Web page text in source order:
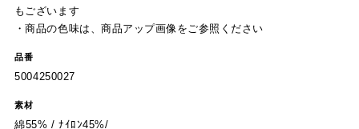
もございます
・商品の色味は、商品アップ画像をご参照ください
品番
5004250027
素材
綿55% / ﾅｲﾛﾝ45%/